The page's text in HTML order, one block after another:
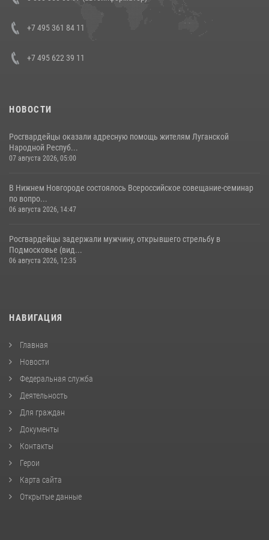
+7 495 361 84 11
+7 495 622 39 11
НОВОСТИ
Росгвардейцы оказали адресную помощь жителям Луганской
Народной Респуб...
07 августа 2026, 05:00
В Нижнем Новгороде состоялось Всероссийское совещание-семинар
по вопро...
06 августа 2026, 14:47
Росгвардейцы задержали мужчину, открывшего стрельбу в
Подмосковье (вид...
06 августа 2026, 12:35
НАВИГАЦИЯ
Главная
Новости
Федеральная служба
Деятельность
Для граждан
Документы
Контакты
Герои
Карта сайта
Открытые данные